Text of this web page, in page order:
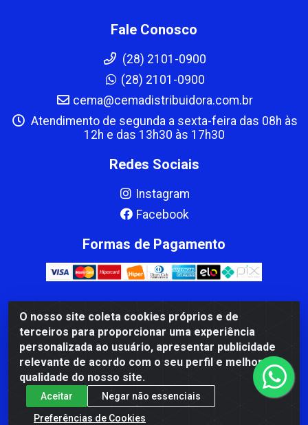
O nosso site coleta cookies próprios e de
terceiros para proporcionar uma experiência
personalizada ao usuário, apresentar publicidade
relevante de acordo com o seu perfil e melhorar a
qualidade do nosso site.
Aceitar
Negar não essenciais
Preferências de Cookies
Fale Conosco
(28) 2101-0900
(28) 2101-0900
cema@cemadistribuidora.com.br
Atendimento de segunda a sexta-feira das 08h às
12h e das 13h30 às 17h30
Redes Sociais
Instagram
Facebook
Formas de Pagamento
CBP MACEDO COMERCIO PEÇAS LTDA Matriz - av Mauro
Miranda Madureira, 1249 - Coramara , Cachoeiro de
Itapemirim/ES - CEP 29.311-310 - CNPJ 00.502.680/0001-41